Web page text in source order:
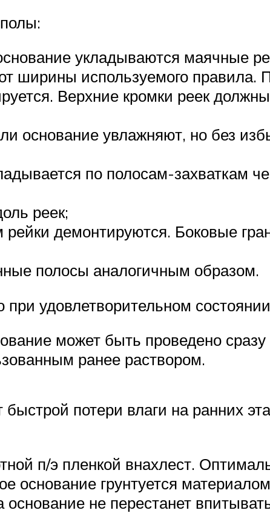
укладываются маячные
ширины используемого правила.
Верхние кромки реек
основание увлажняют, но без
по полосам-захваткам
реек;
рейки демонтируются. Боковые
полосы аналогичным образом.
удовлетворительном
может быть проведено
ранее раствором.
потери влаги на ранних
п/э пленкой внахлест.
основание грунтуется
основание не перестанет